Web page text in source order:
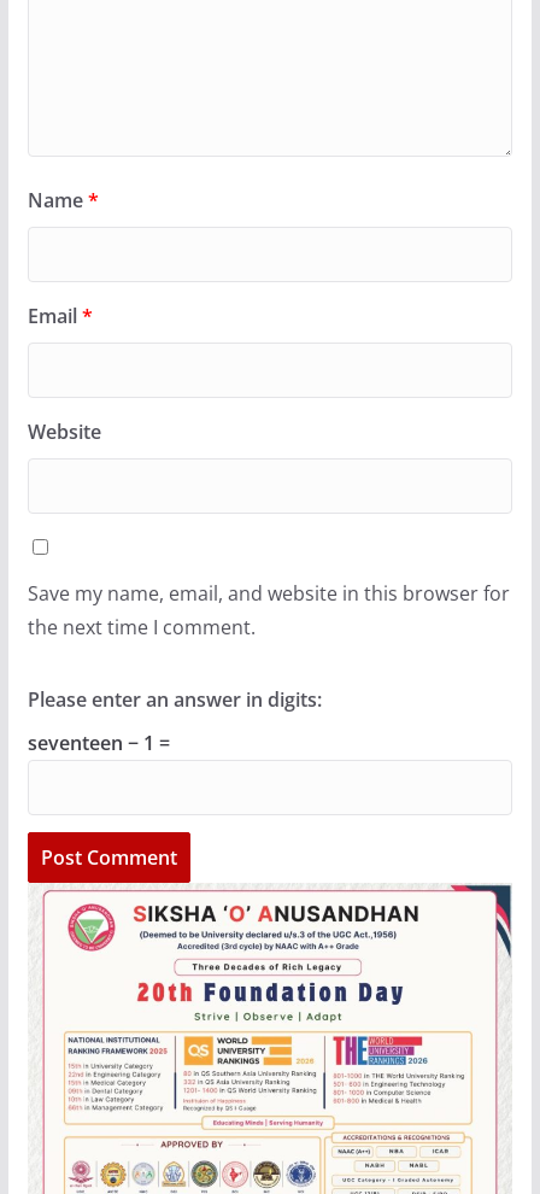
Name*
Email*
Website
Save my name, email, and website in this browser for
the next time I comment.
Please enter an answer in digits:
seventeen − 1 =